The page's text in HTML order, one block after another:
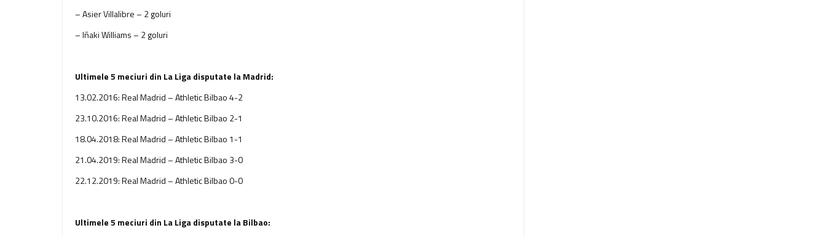
– Asier Villalibre – 2 goluri
– Iñaki Williams – 2 goluri
Ultimele 5 meciuri din La Liga disputate la Madrid:
13.02.2016: Real Madrid – Athletic Bilbao 4-2
23.10.2016: Real Madrid – Athletic Bilbao 2-1
18.04.2018: Real Madrid – Athletic Bilbao 1-1
21.04.2019: Real Madrid – Athletic Bilbao 3-0
22.12.2019: Real Madrid – Athletic Bilbao 0-0
Ultimele 5 meciuri din La Liga disputate la Bilbao: